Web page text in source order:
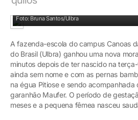
Foto: Bruna Santos/Ulbra
A fazenda-escola do campus Canoas
do Brasil (Ulbra) ganhou uma nova
minutos depois de ter nascido na
ainda sem nome e com as pernas
na égua Pitiose e sendo acompanhada
garanhão Maufer. O período de
meses e a pequena fêmea nasceu